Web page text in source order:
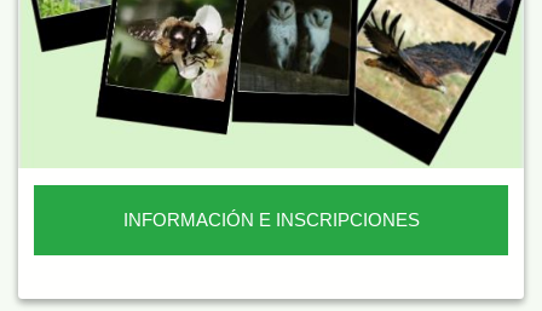
INFORMACIÓN E INSCRIPCIONES